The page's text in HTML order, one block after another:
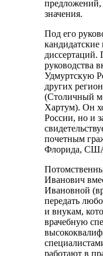
предложений,
значения.
Под его
кандидатские
диссертаций.
руководства
Удмуртскую
других
(Столичный
Хартум). Он
России, но и
почетным
Флорида,
Иванович
Ивановной
передать
и внукам,
врачебную
работают в